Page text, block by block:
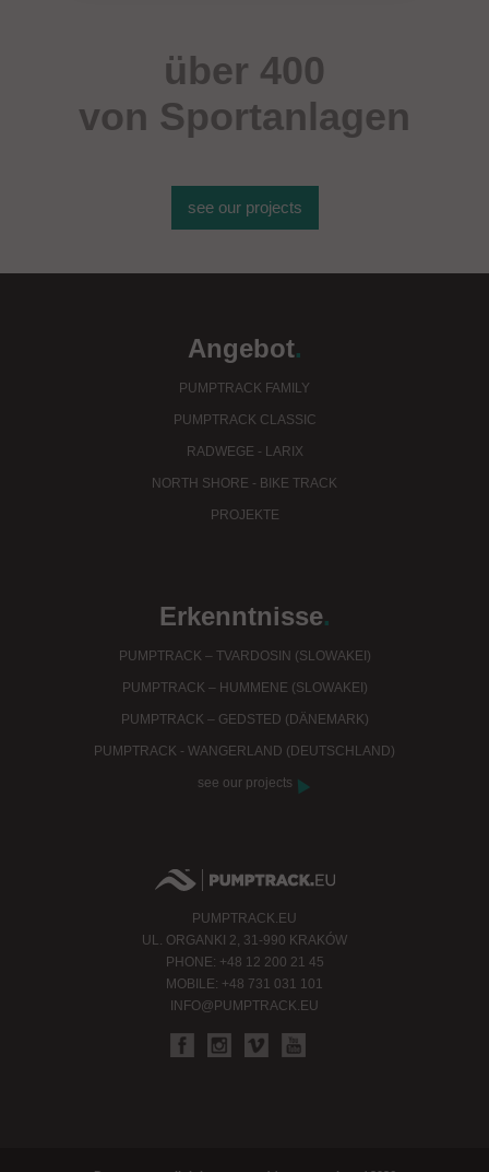
über 400
von Sportanlagen
see our projects
Angebot.
PUMPTRACK FAMILY
PUMPTRACK CLASSIC
RADWEGE - LARIX
NORTH SHORE - BIKE TRACK
PROJEKTE
Erkenntnisse.
PUMPTRACK – TVARDOSIN (SLOWAKEI)
PUMPTRACK – HUMMENE (SLOWAKEI)
PUMPTRACK – GEDSTED (DÄNEMARK)
PUMPTRACK - WANGERLAND (DEUTSCHLAND)
see our projects
PUMPTRACK.EU
UL. ORGANKI 2, 31-990 KRAKÓW
PHONE: +48 12 200 21 45
MOBILE: +48 731 031 101
INFO@PUMPTRACK.EU